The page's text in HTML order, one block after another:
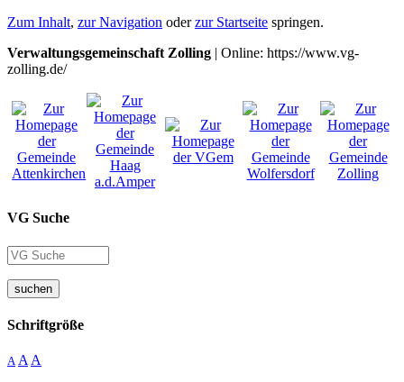
Zum Inhalt, zur Navigation oderzur Startseite springen.
Verwaltungsgemeinschaft Zolling | Online: https://www.vg-
zolling.de/
VG Suche
suchen
Schriftgröße
A A A